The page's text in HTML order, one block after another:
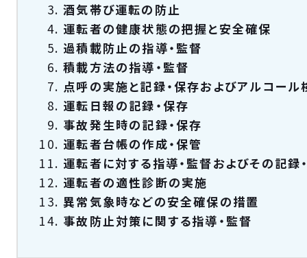
酒気帯び運転の防止
運転者の健康状態の把握と安全確保
過積載防止の指導・監督
積載方法の指導・監督
点呼の実施と記録・保存およびアルコー
運転日報の記録・保存
事故発生時の記録・保存
運転者台帳の作成・保管
運転者に対する指導・監督およびその記録
運転者の適性診断の実施
異常気象時などの安全確保の措置
事故防止対策に関する指導・監督